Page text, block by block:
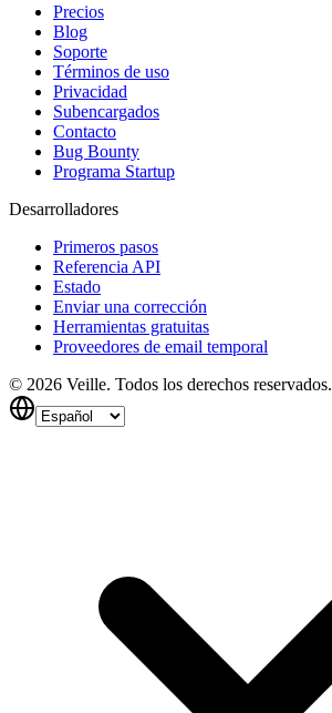
Precios
Blog
Soporte
Términos de uso
Privacidad
Subencargados
Contacto
Bug Bounty
Programa Startup
Desarrolladores
Primeros pasos
Referencia API
Estado
Enviar una corrección
Herramientas gratuitas
Proveedores de email temporal
© 2026 Veille. Todos los derechos reservados.